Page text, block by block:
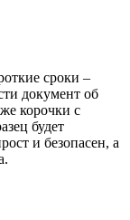
сроки –
документ об
корочки с
будет
и безопасен, а